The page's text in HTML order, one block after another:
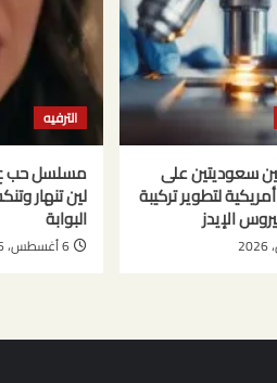
سعوديتين على
لتطوير تركيبة
الإيدز
الترفيه
لين تنهار
البوابة
6 أغسطس، 2026